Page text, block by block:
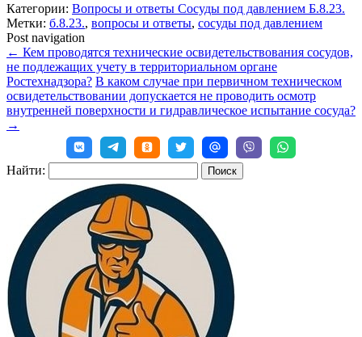
Категории: Вопросы и ответы Сосуды под давлением Б.8.23.
Метки: б.8.23., вопросы и ответы, сосуды под давлением
Post navigation
← Кем проводятся технические освидетельствования сосудов,
не подлежащих учету в территориальном органе
Ростехнадзора? В каком случае при первичном техническом
освидетельствовании допускается не проводить осмотр
внутренней поверхности и гидравлическое испытание сосуда?
→
Найти: